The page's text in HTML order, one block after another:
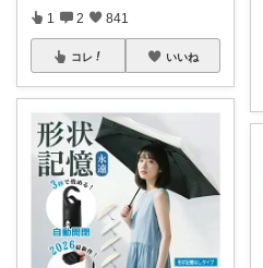
1 2 841
コレ いいね